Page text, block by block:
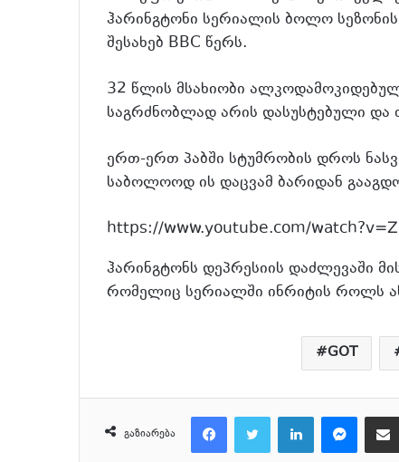
ჰარინგტონი სერიალის ბოლო
შესახებ BBC წერს.
32 წლის მსახიობი
საგრძნობლად არის დასუსტებული და
ერთ-ერთ პაბში სტუმრობის დროს
საბოლოოდ ის დაცვამ ბარიდან
https://www.youtube.com/
ჰარინგტონს დეპრესიის დაძლევაში
რომელიც სერიალში ინრიტის როლს
GOT
გაზიარება
FacebookTwitter LinkedIn